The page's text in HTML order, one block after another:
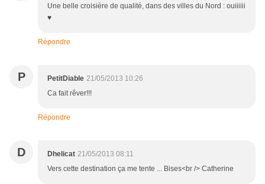
Une belle croisière de qualité, dans des villes du Nord : ouiiiiii
♥
Répondre
P PetitDiable 21/05/2013 10:26
Ca fait rêver!!!
Répondre
D Dhelicat 21/05/2013 08:11
Vers cette destination ça me tente ... Bises<br /> Catherine